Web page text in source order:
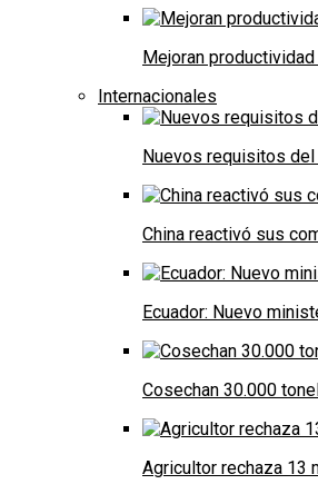
Mejoran
Internacionales
Nuevos requisitos del
China reactivó sus
Ecuador: Nuevo
Cosechan 30.000
Agricultor rechaza 13